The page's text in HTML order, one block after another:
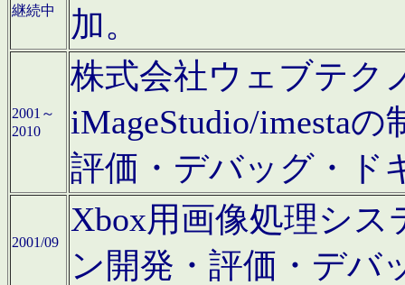
継続中
加。
2001～
2010
株式会社ウェブテク
iMageStudio/imesta
評価・デバッグ・ド
2001/09
Xbox用画像処理シ
ン開発・評価・デバ